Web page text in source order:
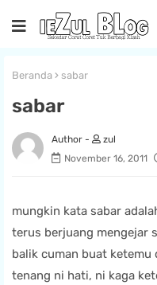
Beranda sabar
sabar
zul
November 16, 2011
mungkin kata sabar
terus berjuang mengejar
balik cuman buat ketemu
tenang ni hati, ni kaga